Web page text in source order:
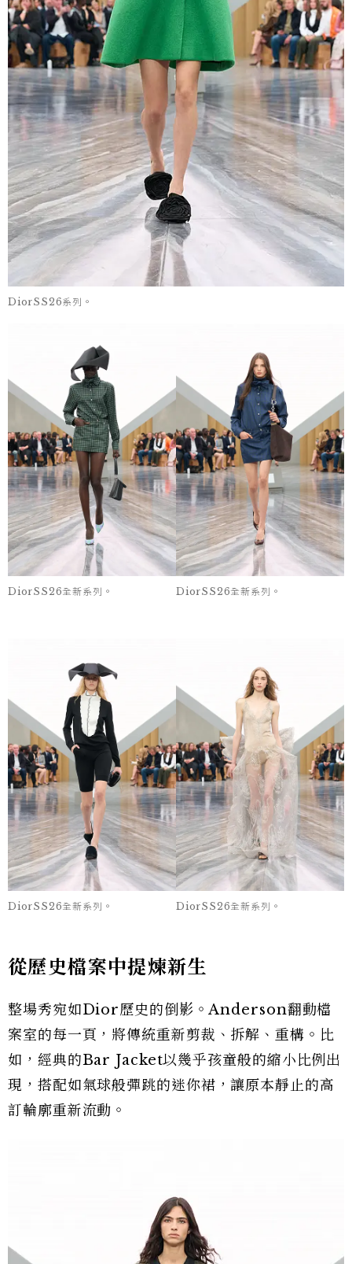
DiorSS26系列。
DiorSS26全新系列。 DiorSS26全新系列。
DiorSS26全新系列。 DiorSS26全新系列。
從歷史檔案中提煉新生
整場秀宛如Dior歷史的倒影。Anderson翻動檔
案室的每一頁，將傳統重新剪裁、拆解、重構。比
如，經典的Bar Jacket以幾乎孩童般的縮小比例出
現，搭配如氣球般彈跳的迷你裙，讓原本靜止的高
訂輪廓重新流動。